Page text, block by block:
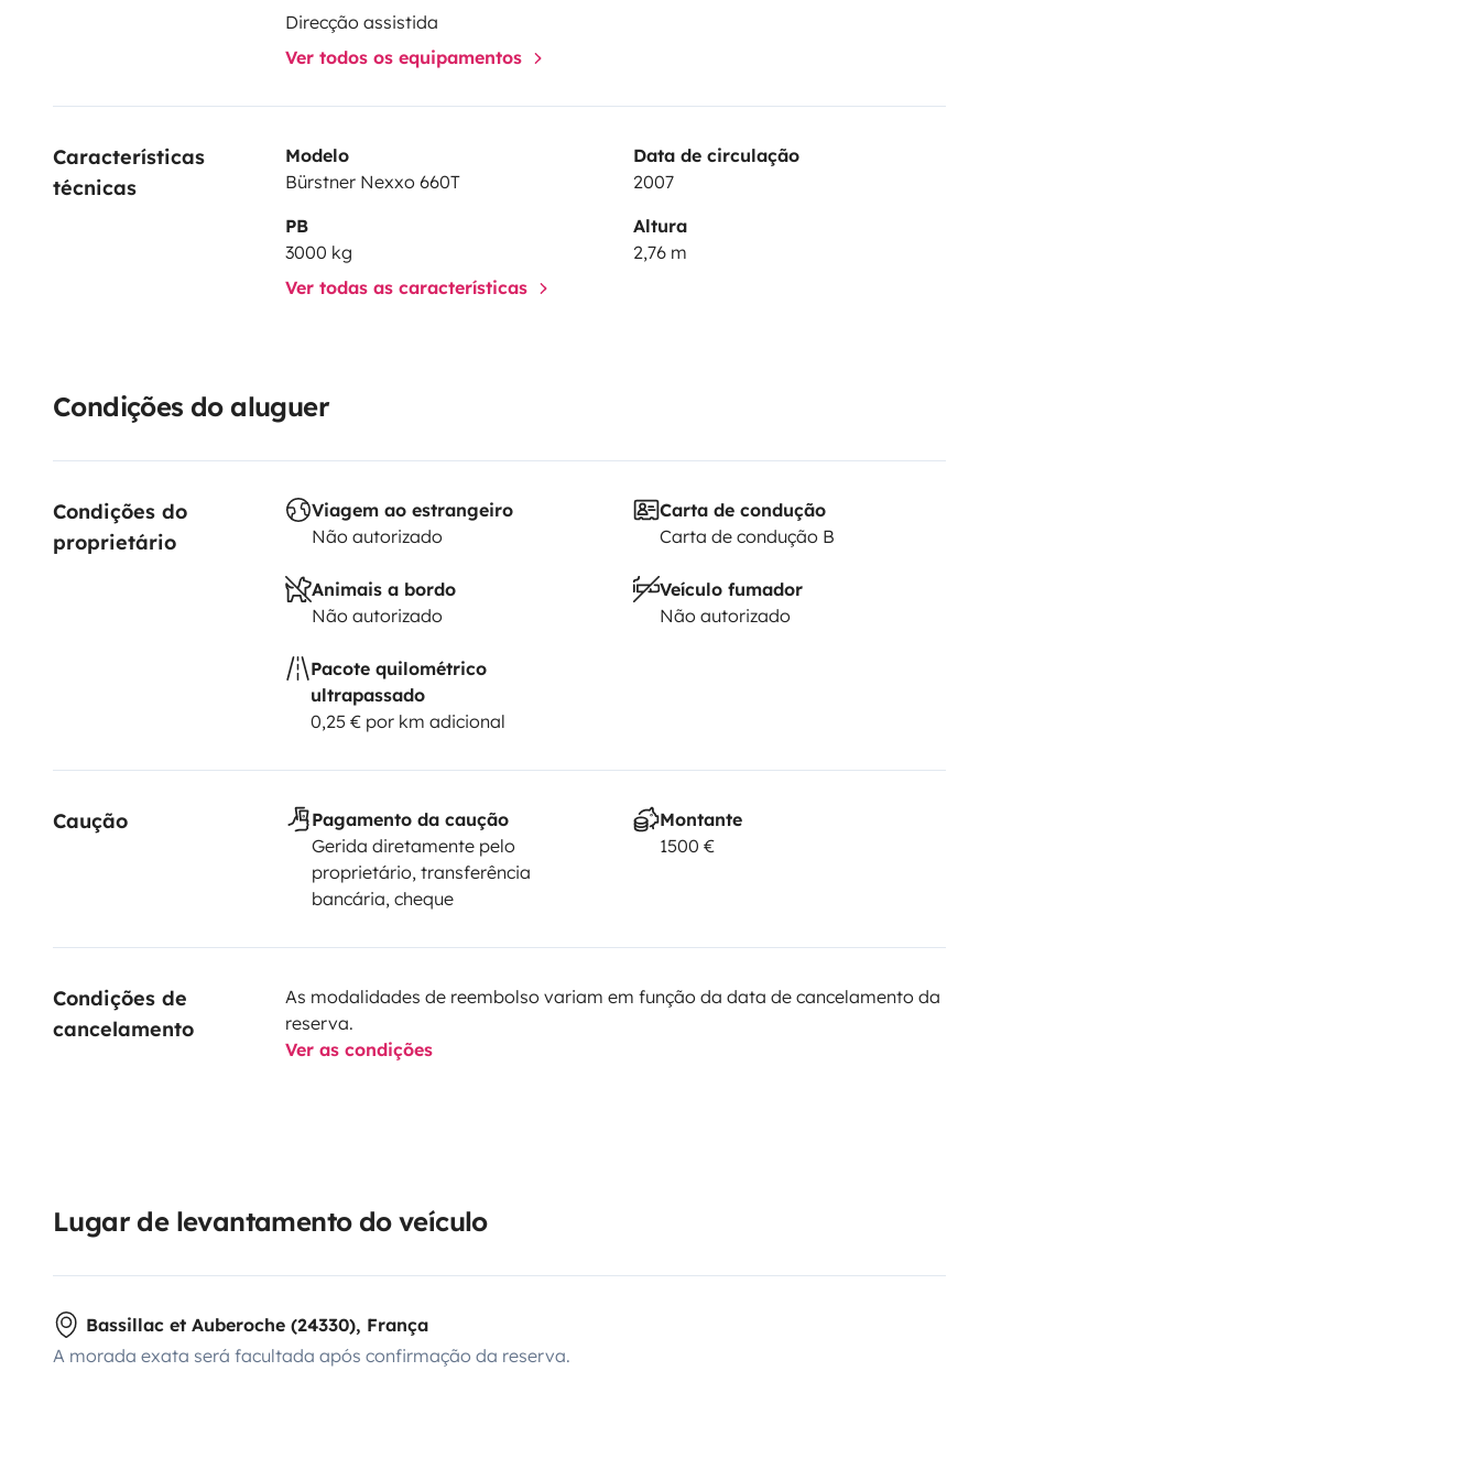
Direcção assistida
Ver todos os equipamentos
Características
técnicas
Modelo
Bürstner Nexxo 660T
Data de circulação
2007
PB
3000 kg
Altura
2,76 m
Ver todas as características
Condições do aluguer
Condições do
proprietário
Viagem ao estrangeiro
Não autorizado
Carta de condução
Carta de condução B
Animais a bordo
Não autorizado
Veículo fumador
Não autorizado
Pacote quilométrico
ultrapassado
0,25 € por km adicional
Caução
Pagamento da caução
Gerida diretamente pelo
proprietário, transferência
bancária, cheque
Montante
1500 €
Condições de
cancelamento
As modalidades de reembolso variam em função da data de cancelamento da
reserva.
Ver as condições
Lugar de levantamento do veículo
Bassillac et Auberoche (24330), França
A morada exata será facultada após confirmação da reserva.